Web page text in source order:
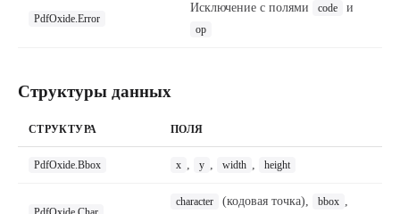
PdfOxide.Error
Исключение с полями code и
op
Структуры данных
СТРУКТУРА ПОЛЯ
PdfOxide.Bbox x , y , width , height
character (кодовая точка), bbox ,